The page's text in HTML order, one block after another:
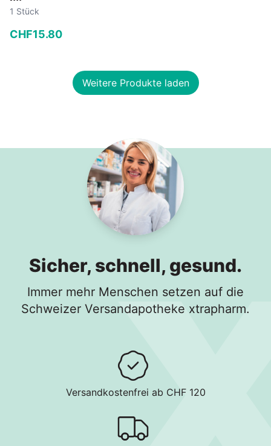
1 Stück
CHF15.80
In den Warenkorb
Weitere Produkte laden
Sicher, schnell, gesund.
Immer mehr Menschen setzen auf die
Schweizer Versandapotheke xtrapharm.
Versandkostenfrei ab CHF 120